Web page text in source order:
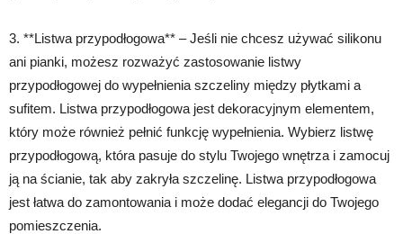
3. **Listwa przypodłogowa** – Jeśli nie chcesz używać silikonu
ani pianki, możesz rozważyć zastosowanie listwy
przypodłogowej do wypełnienia szczeliny między płytkami a
sufitem. Listwa przypodłogowa jest dekoracyjnym elementem,
który może również pełnić funkcję wypełnienia. Wybierz listwę
przypodłogową, która pasuje do stylu Twojego wnętrza i zamocuj
ją na ścianie, tak aby zakryła szczelinę. Listwa przypodłogowa
jest łatwa do zamontowania i może dodać elegancji do Twojego
pomieszczenia.